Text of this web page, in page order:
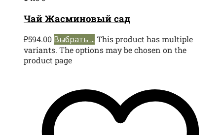
Чай Жасминовый сад
₽594.00 Выбрать ... This product has multiple
variants. The options may be chosen on the
product page